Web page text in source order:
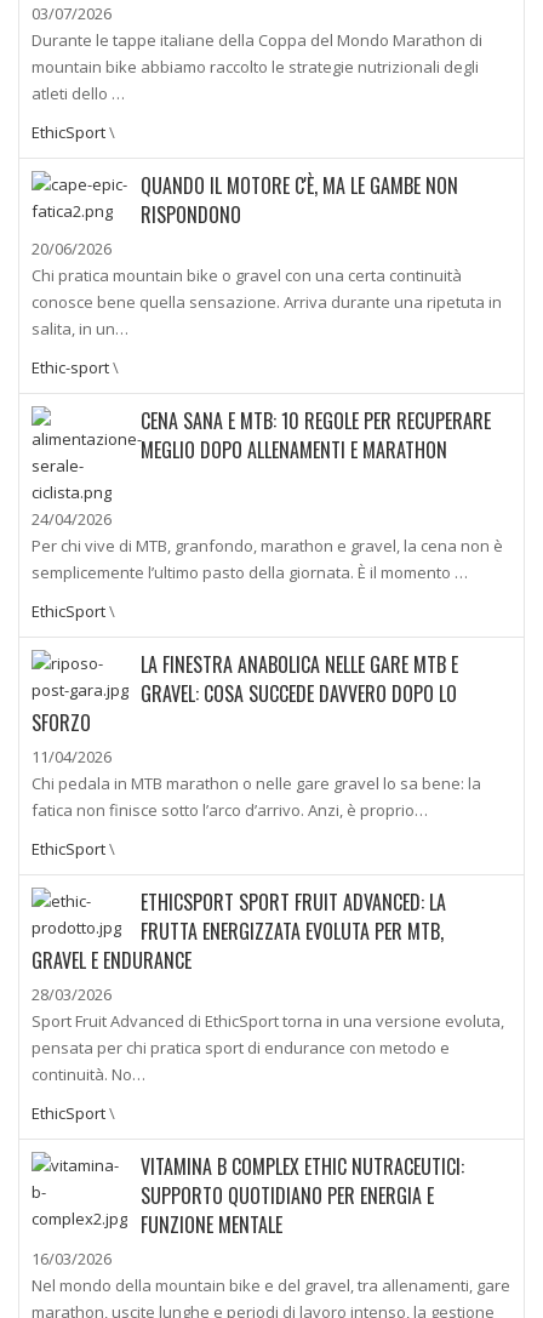
03/07/2026
Durante le tappe italiane della Coppa del Mondo Marathon di
mountain bike abbiamo raccolto le strategie nutrizionali degli
atleti dello …
EthicSport\
QUANDO IL MOTORE C'È, MA LE GAMBE NON
RISPONDONO
20/06/2026
Chi pratica mountain bike o gravel con una certa continuità
conosce bene quella sensazione. Arriva durante una ripetuta in
salita, in un…
Ethic-sport\
CENA SANA E MTB: 10 REGOLE PER RECUPERARE
MEGLIO DOPO ALLENAMENTI E MARATHON
24/04/2026
Per chi vive di MTB, granfondo, marathon e gravel, la cena non è
semplicemente l’ultimo pasto della giornata. È il momento …
EthicSport\
LA FINESTRA ANABOLICA NELLE GARE MTB E
GRAVEL: COSA SUCCEDE DAVVERO DOPO LO
SFORZO
11/04/2026
Chi pedala in MTB marathon o nelle gare gravel lo sa bene: la
fatica non finisce sotto l’arco d’arrivo. Anzi, è proprio…
EthicSport\
ETHICSPORT SPORT FRUIT ADVANCED: LA
FRUTTA ENERGIZZATA EVOLUTA PER MTB,
GRAVEL E ENDURANCE
28/03/2026
Sport Fruit Advanced di EthicSport torna in una versione evoluta,
pensata per chi pratica sport di endurance con metodo e
continuità. No…
EthicSport\
VITAMINA B COMPLEX ETHIC NUTRACEUTICI:
SUPPORTO QUOTIDIANO PER ENERGIA E
FUNZIONE MENTALE
16/03/2026
Nel mondo della mountain bike e del gravel, tra allenamenti, gare
marathon, uscite lunghe e periodi di lavoro intenso, la gestione